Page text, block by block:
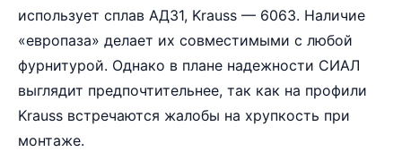
использует сплав АД31, Krauss — 6063. Наличие
«европаза» делает их совместимыми с любой
фурнитурой. Однако в плане надежности СИАЛ
выглядит предпочтительнее, так как на профили
Krauss встречаются жалобы на хрупкость при
монтаже.